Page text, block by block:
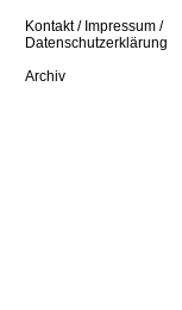
Kontakt / Impressum /
Datenschutzerklärung
Archiv